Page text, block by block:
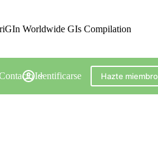
Worldwide GIs Compilation
Identificarse Hazte miembro